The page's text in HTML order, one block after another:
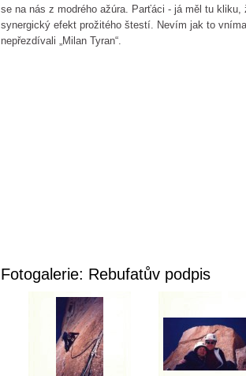
se na nás z modrého ažúra. Parťáci - já měl tu
synergický efekt prožitého štestí. Nevím jak to
nepřezdívali „Milan Tyran“.
Fotogalerie: Rebufatův podpis